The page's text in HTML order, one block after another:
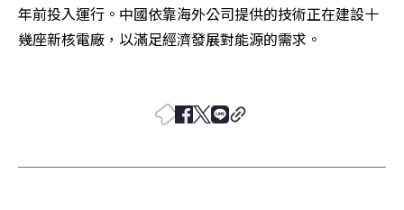
年前投入運行。中國依靠海外公司提供的技術正在建設十
幾座新核電廠，以滿足經濟發展對能源的需求。